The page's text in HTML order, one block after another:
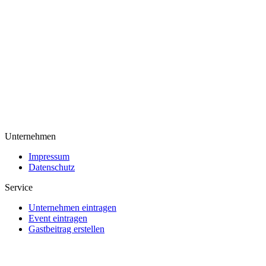
Unternehmen
Impressum
Datenschutz
Service
Unternehmen eintragen
Event eintragen
Gastbeitrag erstellen